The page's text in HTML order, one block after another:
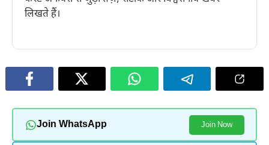
लिखते हैं।
Join WhatsApp Join Now